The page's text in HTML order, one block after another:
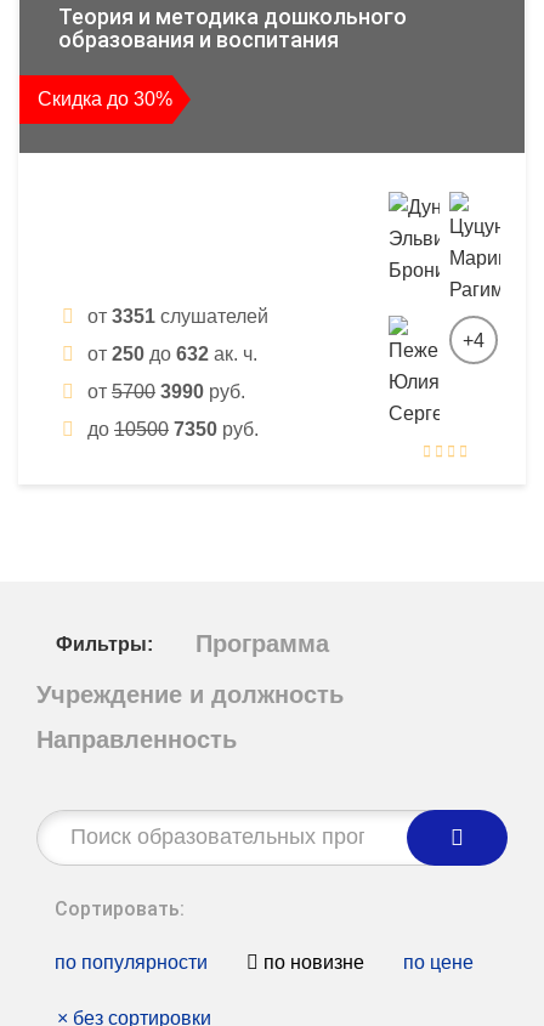
Теория и методика дошкольного
образования и воспитания
Скидка до 30%
от 3351 слушателей
от 250 до 632 ак. ч.
от 5700 3990 руб.
до 10500 7350 руб.
+4
Фильтры:
Программа
Учреждение и должность
Направленность
Строка
поиска:
Сортировать:
по популярности по новизне по цене
× без сортировки